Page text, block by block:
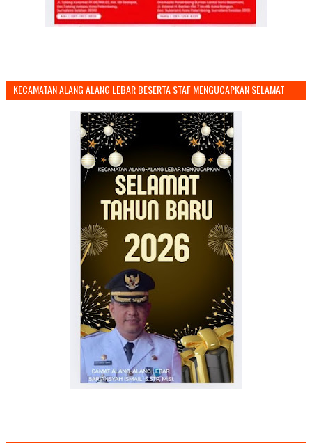
KECAMATAN ALANG ALANG LEBAR BESERTA STAF MENGUCAPKAN SELAMAT